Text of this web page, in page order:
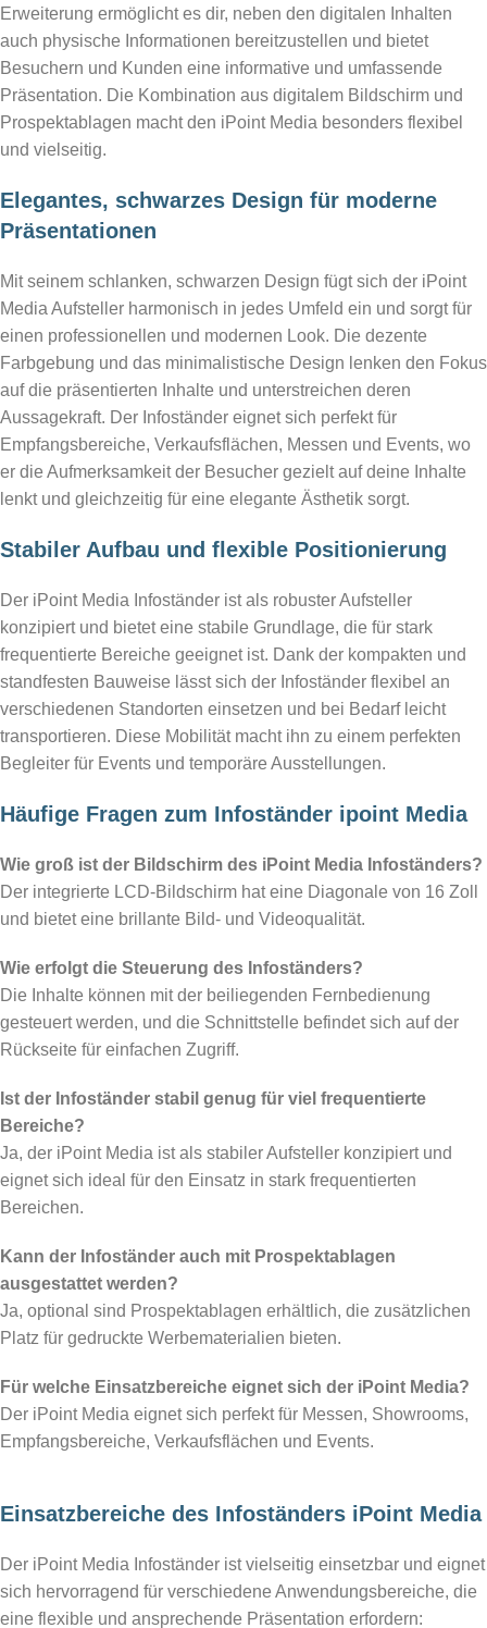
Erweiterung ermöglicht es dir, neben den digitalen Inhalten
auch physische Informationen bereitzustellen und bietet
Besuchern und Kunden eine informative und umfassende
Präsentation. Die Kombination aus digitalem Bildschirm und
Prospektablagen macht den iPoint Media besonders flexibel
und vielseitig.
Elegantes, schwarzes Design für moderne
Präsentationen
Mit seinem schlanken, schwarzen Design fügt sich der iPoint
Media Aufsteller harmonisch in jedes Umfeld ein und sorgt für
einen professionellen und modernen Look. Die dezente
Farbgebung und das minimalistische Design lenken den Fokus
auf die präsentierten Inhalte und unterstreichen deren
Aussagekraft. Der Infoständer eignet sich perfekt für
Empfangsbereiche, Verkaufsflächen, Messen und Events, wo
er die Aufmerksamkeit der Besucher gezielt auf deine Inhalte
lenkt und gleichzeitig für eine elegante Ästhetik sorgt.
Stabiler Aufbau und flexible Positionierung
Der iPoint Media Infoständer ist als robuster Aufsteller
konzipiert und bietet eine stabile Grundlage, die für stark
frequentierte Bereiche geeignet ist. Dank der kompakten und
standfesten Bauweise lässt sich der Infoständer flexibel an
verschiedenen Standorten einsetzen und bei Bedarf leicht
transportieren. Diese Mobilität macht ihn zu einem perfekten
Begleiter für Events und temporäre Ausstellungen.
Häufige Fragen zum Infoständer ipoint Media
Wie groß ist der Bildschirm des iPoint Media Infoständers?
Der integrierte LCD-Bildschirm hat eine Diagonale von 16 Zoll
und bietet eine brillante Bild- und Videoqualität.
Wie erfolgt die Steuerung des Infoständers?
Die Inhalte können mit der beiliegenden Fernbedienung
gesteuert werden, und die Schnittstelle befindet sich auf der
Rückseite für einfachen Zugriff.
Ist der Infoständer stabil genug für viel frequentierte
Bereiche?
Ja, der iPoint Media ist als stabiler Aufsteller konzipiert und
eignet sich ideal für den Einsatz in stark frequentierten
Bereichen.
Kann der Infoständer auch mit Prospektablagen
ausgestattet werden?
Ja, optional sind Prospektablagen erhältlich, die zusätzlichen
Platz für gedruckte Werbematerialien bieten.
Für welche Einsatzbereiche eignet sich der iPoint Media?
Der iPoint Media eignet sich perfekt für Messen, Showrooms,
Empfangsbereiche, Verkaufsflächen und Events.
Einsatzbereiche des Infoständers iPoint Media
Der iPoint Media Infoständer ist vielseitig einsetzbar und eignet
sich hervorragend für verschiedene Anwendungsbereiche, die
eine flexible und ansprechende Präsentation erfordern: